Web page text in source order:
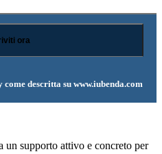
descritta su www.iubenda.com
un supporto attivo e concreto per